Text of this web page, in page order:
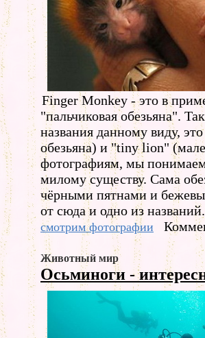
Finger Monkey - это в
"пальчиковая обезьяна".
названия данному виду,
обезьяна) и "tiny lion"
фотографиям, мы понимаем
милому существу. Сама
чёрными пятнами и
от сюда и одно из названий.
смотрим фотографии
Животный мир
Осьминоги -